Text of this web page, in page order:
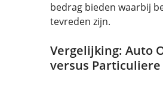
bedrag bieden waarbij
tevreden zijn.
Vergelijking: Auto
versus Particuliere